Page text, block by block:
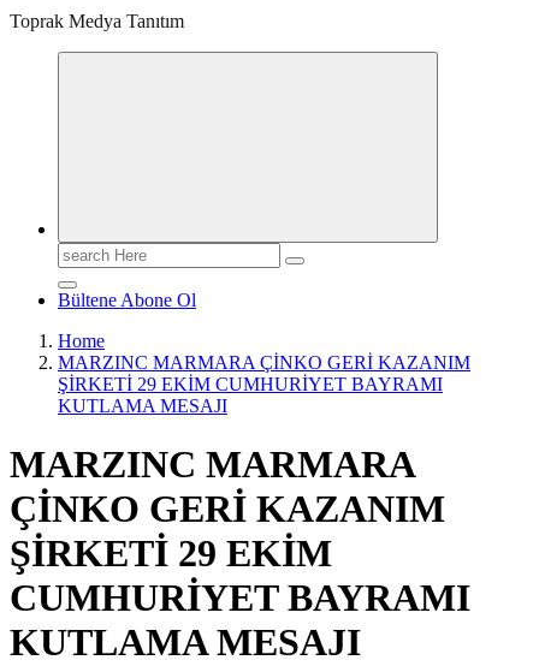
Toprak Medya Tanıtım
Search
for:
Bültene Abone Ol
Home
MARZINC MARMARA ÇİNKO GERİ KAZANIM
ŞİRKETİ 29 EKİM CUMHURİYET BAYRAMI
KUTLAMA MESAJI
MARZINC MARMARA
ÇİNKO GERİ KAZANIM
ŞİRKETİ 29 EKİM
CUMHURİYET BAYRAMI
KUTLAMA MESAJI